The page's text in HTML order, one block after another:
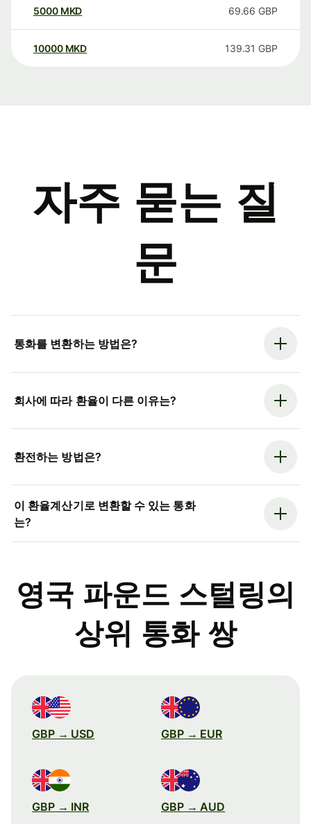
5000 MKD 69.66 GBP
10000 MKD 139.31 GBP
자주 묻는 질
문
통화를 변환하는 방법은?
회사에 따라 환율이 다른 이유는?
환전하는 방법은?
이 환율계산기로 변환할 수 있는 통화
는?
영국 파운드 스털링의
상위 통화 쌍
GBP → USD GBP → EUR
GBP → INR GBP → AUD